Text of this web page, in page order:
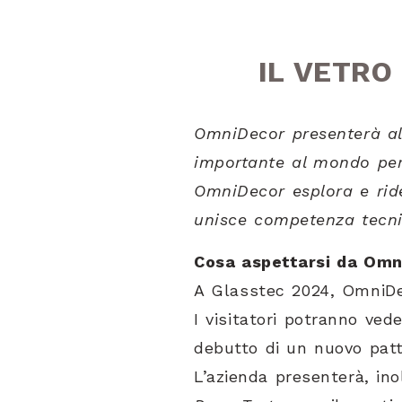
IL VETRO
OmniDecor presenterà
importante al mondo
OmniDecor esplora e
unisce competenza
Cosa aspettarsi da
A Glasstec 2024,
I visitatori potranno
debutto di un nuovo
L’azienda presenterà,